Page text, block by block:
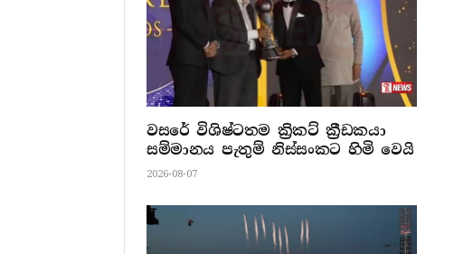
වසරේ විශිෂ්ටතම ක්‍රිකට් ක්‍රීඩකයා
සම්මානය පැතුම් නිස්සංකට හිමි වෙයි
2026-08-07